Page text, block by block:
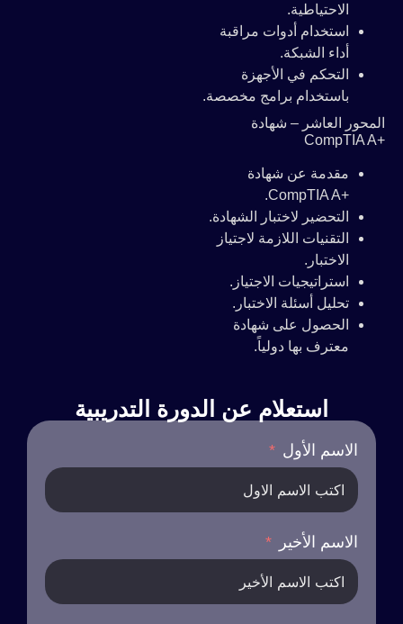
الاحتياطية.
استخدام أدوات مراقبة
أداء الشبكة.
التحكم في الأجهزة
باستخدام برامج مخصصة.
المحور العاشر – شهادة
+CompTIA A
مقدمة عن شهادة
+CompTIA A.
التحضير لاختبار الشهادة.
التقنيات اللازمة لاجتياز
الاختبار.
استراتيجيات الاجتياز.
تحليل أسئلة الاختبار.
الحصول على شهادة
معترف بها دولياً.
استعلام عن الدورة التدريبية
الاسم الأول
الاسم الأخير